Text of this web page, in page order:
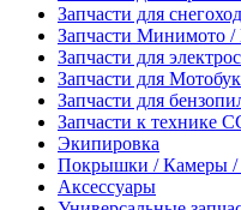
Запчасти для
Запчасти Минимото
Запчасти для
Запчасти для
Запчасти для
Запчасти к технике
Экипировка
Покрышки / Камеры /
Аксессуары